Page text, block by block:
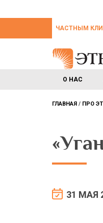
ЧАСТНЫМ
О НАС
ГЛАВНАЯ ПРО
31 МАЯ